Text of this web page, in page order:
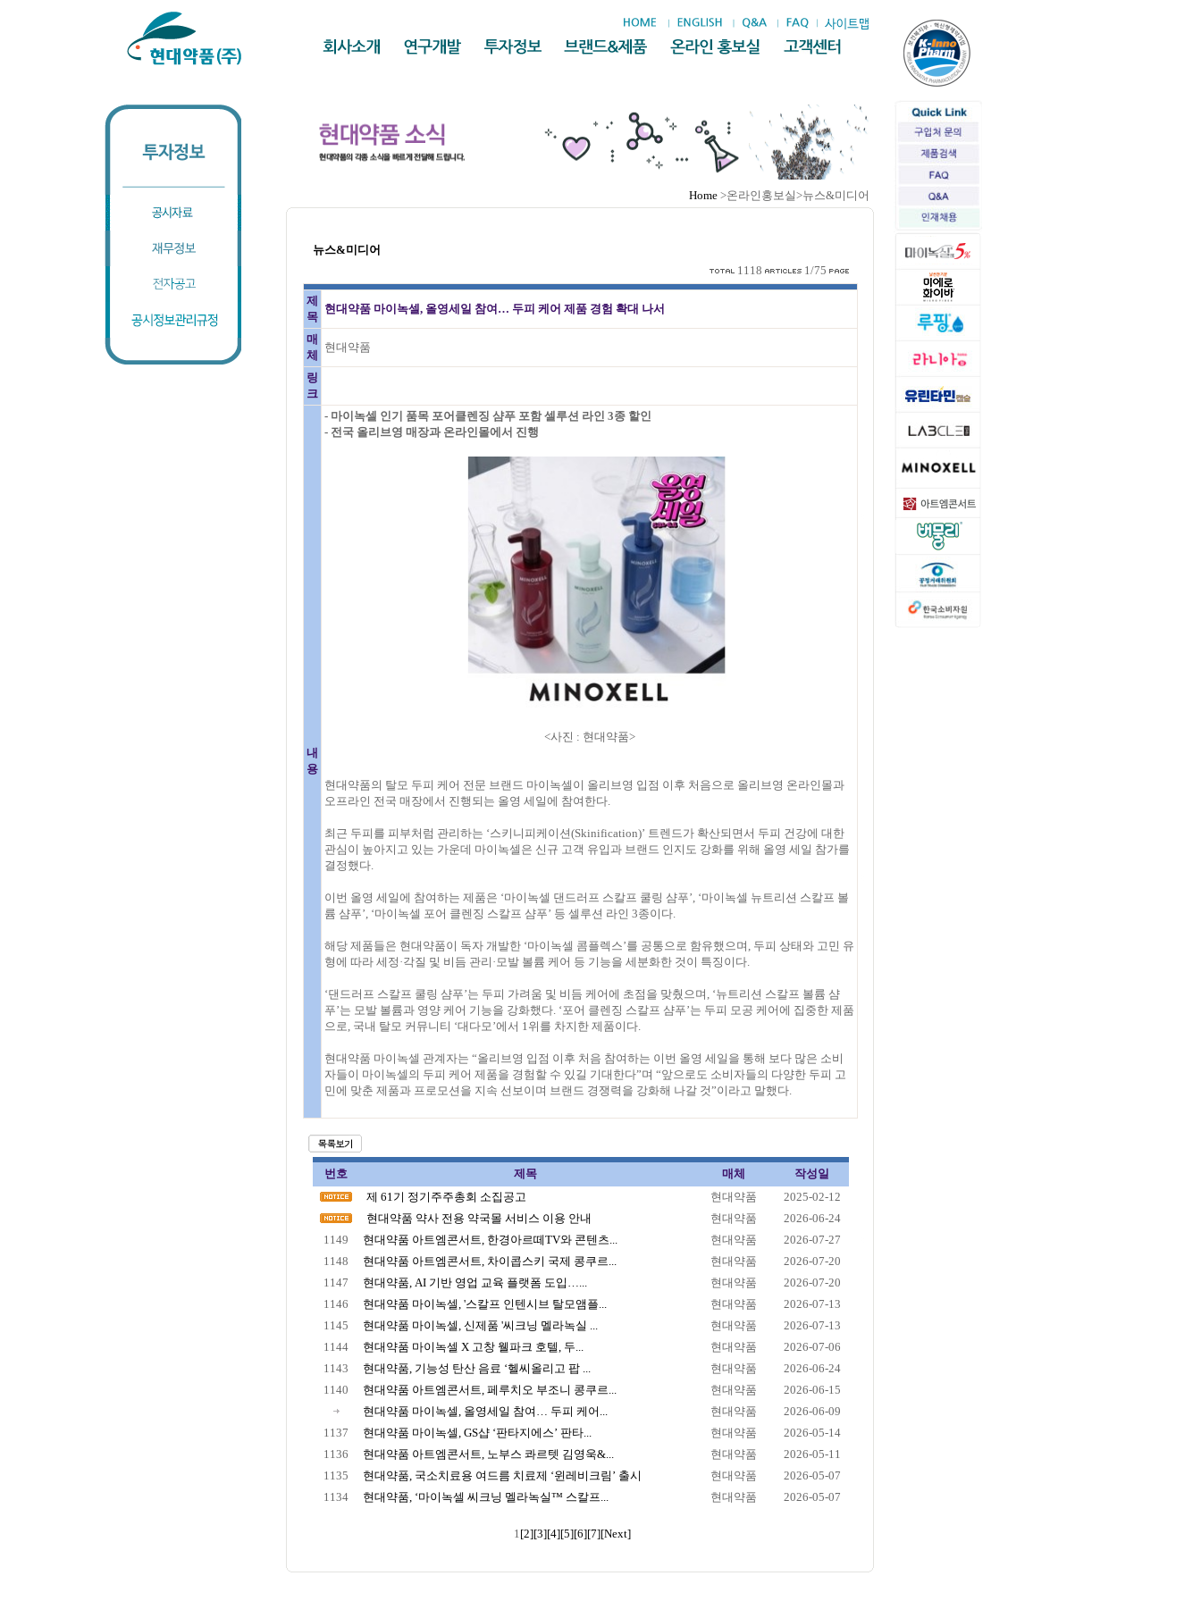
Home >온라인홍보실>뉴스&미디어
뉴스&미디어
1118
1/75
제
목
현대약품 마이녹셀, 올영세일 참여… 두피 케어 제품 경험 확대 나서
매
체
현대약품
링
크
내
용
- 마이녹셀 인기 품목 포어클렌징 샴푸 포함 셀루션 라인 3종 할인
- 전국 올리브영 매장과 온라인몰에서 진행
<사진 : 현대약품>
현대약품의 탈모 두피 케어 전문 브랜드 마이녹셀이 올리브영 입점 이후 처음으로 올리브영 온라인몰과
오프라인 전국 매장에서 진행되는 올영 세일에 참여한다.
최근 두피를 피부처럼 관리하는 ‘스키니피케이션(Skinification)’ 트렌드가 확산되면서 두피 건강에 대한
관심이 높아지고 있는 가운데 마이녹셀은 신규 고객 유입과 브랜드 인지도 강화를 위해 올영 세일 참가를
결정했다.
이번 올영 세일에 참여하는 제품은 ‘마이녹셀 댄드러프 스칼프 쿨링 샴푸’, ‘마이녹셀 뉴트리션 스칼프 볼
륨 샴푸’, ‘마이녹셀 포어 클렌징 스칼프 샴푸’ 등 셀루션 라인 3종이다.
해당 제품들은 현대약품이 독자 개발한 ‘마이녹셀 콤플렉스’를 공통으로 함유했으며, 두피 상태와 고민 유
형에 따라 세정·각질 및 비듬 관리·모발 볼륨 케어 등 기능을 세분화한 것이 특징이다.
‘댄드러프 스칼프 쿨링 샴푸’는 두피 가려움 및 비듬 케어에 초점을 맞췄으며, ‘뉴트리션 스칼프 볼륨 샴
푸’는 모발 볼륨과 영양 케어 기능을 강화했다. ‘포어 클렌징 스칼프 샴푸’는 두피 모공 케어에 집중한 제품
으로, 국내 탈모 커뮤니티 ‘대다모’에서 1위를 차지한 제품이다.
현대약품 마이녹셀 관계자는 “올리브영 입점 이후 처음 참여하는 이번 올영 세일을 통해 보다 많은 소비
자들이 마이녹셀의 두피 케어 제품을 경험할 수 있길 기대한다”며 “앞으로도 소비자들의 다양한 두피 고
민에 맞춘 제품과 프로모션을 지속 선보이며 브랜드 경쟁력을 강화해 나갈 것”이라고 말했다.
번호 제목 매체
작성일
제 61기 정기주주총회 소집공고
현대약품
2025-02-12
현대약품 약사 전용 약국몰 서비스 이용 안내
현대약품
2026-06-24
1149
현대약품 아트엠콘서트, 한경아르떼TV와 콘텐츠... 현대약품
2026-07-27
1148
현대약품 아트엠콘서트, 차이콥스키 국제 콩쿠르... 현대약품
2026-07-20
1147
현대약품, AI 기반 영업 교육 플랫폼 도입…... 현대약품
2026-07-20
1146
현대약품 마이녹셀, '스칼프 인텐시브 탈모앰플... 현대약품
2026-07-13
1145
현대약품 마이녹셀, 신제품 '씨크닝 멜라녹실 ... 현대약품
2026-07-13
1144
현대약품 마이녹셀 X 고창 웰파크 호텔, 두... 현대약품
2026-07-06
1143
현대약품, 기능성 탄산 음료 ‘헬씨올리고 팝 ... 현대약품
2026-06-24
1140
현대약품 아트엠콘서트, 페루치오 부조니 콩쿠르... 현대약품
2026-06-15
현대약품 마이녹셀, 올영세일 참여… 두피 케어...
현대약품
2026-06-09
1137
현대약품 마이녹셀, GS샵 ‘판타지에스’ 판타... 현대약품
2026-05-14
1136
현대약품 아트엠콘서트, 노부스 콰르텟 김영욱&... 현대약품
2026-05-11
1135
현대약품, 국소치료용 여드름 치료제 ‘윈레비크림’ 출시 현대약품
2026-05-07
1134
현대약품, ‘마이녹셀 씨크닝 멜라녹실™ 스칼프... 현대약품 2026-05-07
1[2][3][4][5][6][7][Next]